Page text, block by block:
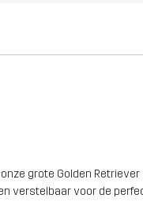
grote Golden
verstelbaar voor de